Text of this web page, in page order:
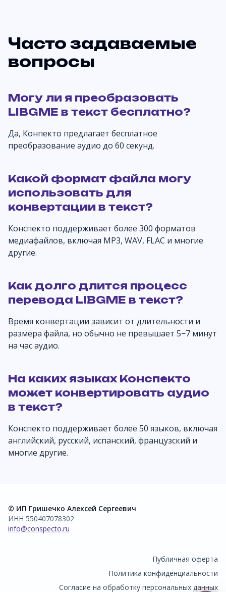
Часто задаваемые
вопросы
Могу ли я преобразовать
LIBGME в текст бесплатно?
Да, Конпекто предлагает бесплатное
преобразование аудио до 60 секунд.
Какой формат файла могу
использовать для
конвертации в текст?
Конспекто поддерживает более 300 форматов
медиафайлов, включая MP3, WAV, FLAC и многие
другие.
Как долго длится процесс
перевода LIBGME в текст?
Время конвертации зависит от длительности и
размера файла, но обычно не превышает 5−7 минут
на час аудио.
На каких языках Конспекто
может конвертировать аудио
в текст?
Конспекто поддерживает более 50 языков, включая
английский, русский, испанский, французский и
многие другие.
© ИП Гришечко Алексей Сергеевич
ИНН 550407078302
info@conspecto.ru
Публичная оферта
Политика конфиденциальности
Согласие на обработку персональных данных